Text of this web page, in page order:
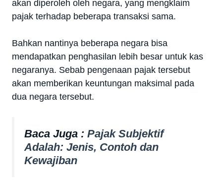
akan diperoleh oleh negara, yang mengklaim
pajak terhadap beberapa transaksi sama.
Bahkan nantinya beberapa negara bisa
mendapatkan penghasilan lebih besar untuk kas
negaranya. Sebab pengenaan pajak tersebut
akan memberikan keuntungan maksimal pada
dua negara tersebut.
Baca Juga : Pajak Subjektif
Adalah: Jenis, Contoh dan
Kewajiban